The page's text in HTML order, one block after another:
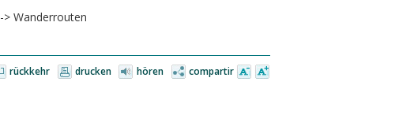
-> Wanderrouten
rückkehr drucken hören compartir